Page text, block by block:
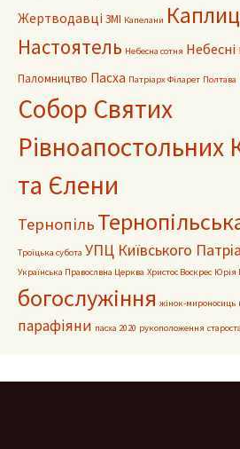
Жертводавці ЗМІ Капелани
Настоятель Небесна сотня
Паломництво Пасха Патріарх Філарет Полтава
Собор Святих
Рівноапостольних
та Єлени
Тернопіль
Троїцька субота УПЦ Київського
Українська Правослвна Церква Христос Воскрес Юрія
богослужіння жінок-мироносиць
парафіяни пасха 2020 рукоположення староста